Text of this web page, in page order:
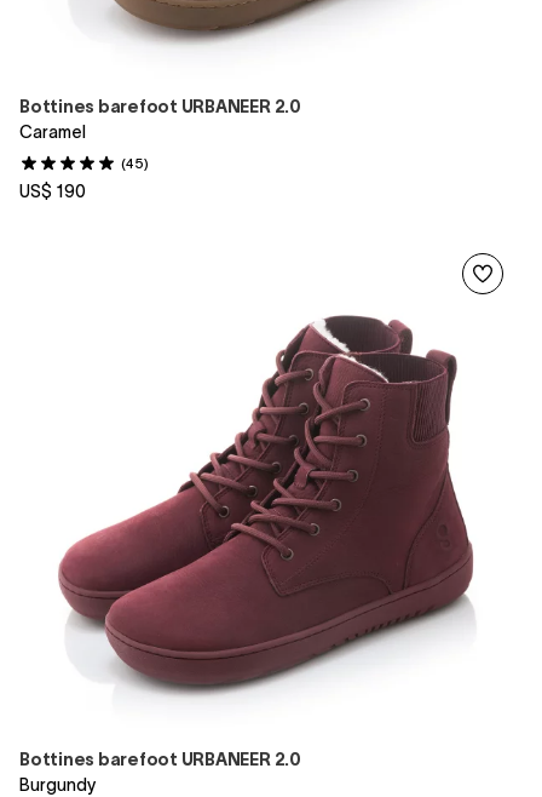
Bottines barefoot URBANEER 2.0
Caramel
(45)
US$ 190
Bottines barefoot URBANEER 2.0
Burgundy